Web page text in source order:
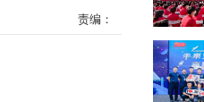
责编：